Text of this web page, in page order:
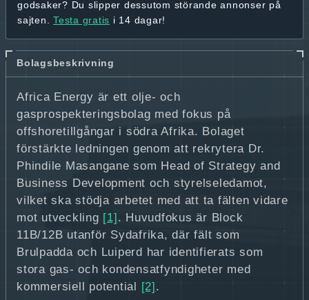
godsaker? Du slipper dessutom störande annonser på
sajten. Testa gratis i 14 dagar!
Bolagsbeskrivning
Africa Energy är ett olje- och
gasprospekteringsbolag med fokus på
offshoretillgångar i södra Afrika. Bolaget
förstärkte ledningen genom att rekrytera Dr.
Phindile Masangane som Head of Strategy and
Business Development och styrelseledamot,
vilket ska stödja arbetet med att ta fälten vidare
mot utveckling [1] . Huvudfokus är Block
11B/12B utanför Sydafrika, där fält som
Brulpadda och Luiperd har identifierats som
stora gas- och kondensatfyndigheter med
kommersiell potential
[2] .